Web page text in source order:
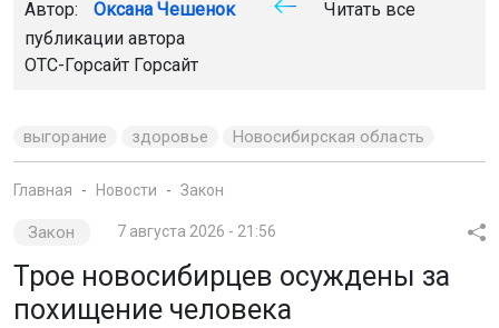
Автор: Оксана Чешенок
Читать все
публикации автора
ОТС-Горсайт Горсайт
выгорание здоровье Новосибирская область
Главная Новости Закон
Закон 7 августа 2026 - 21:56
Трое новосибирцев осуждены за
похищение человека